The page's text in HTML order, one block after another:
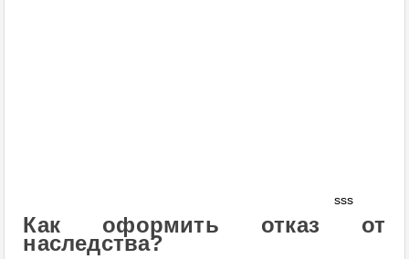
sss
Как оформить отказ от
наследства?